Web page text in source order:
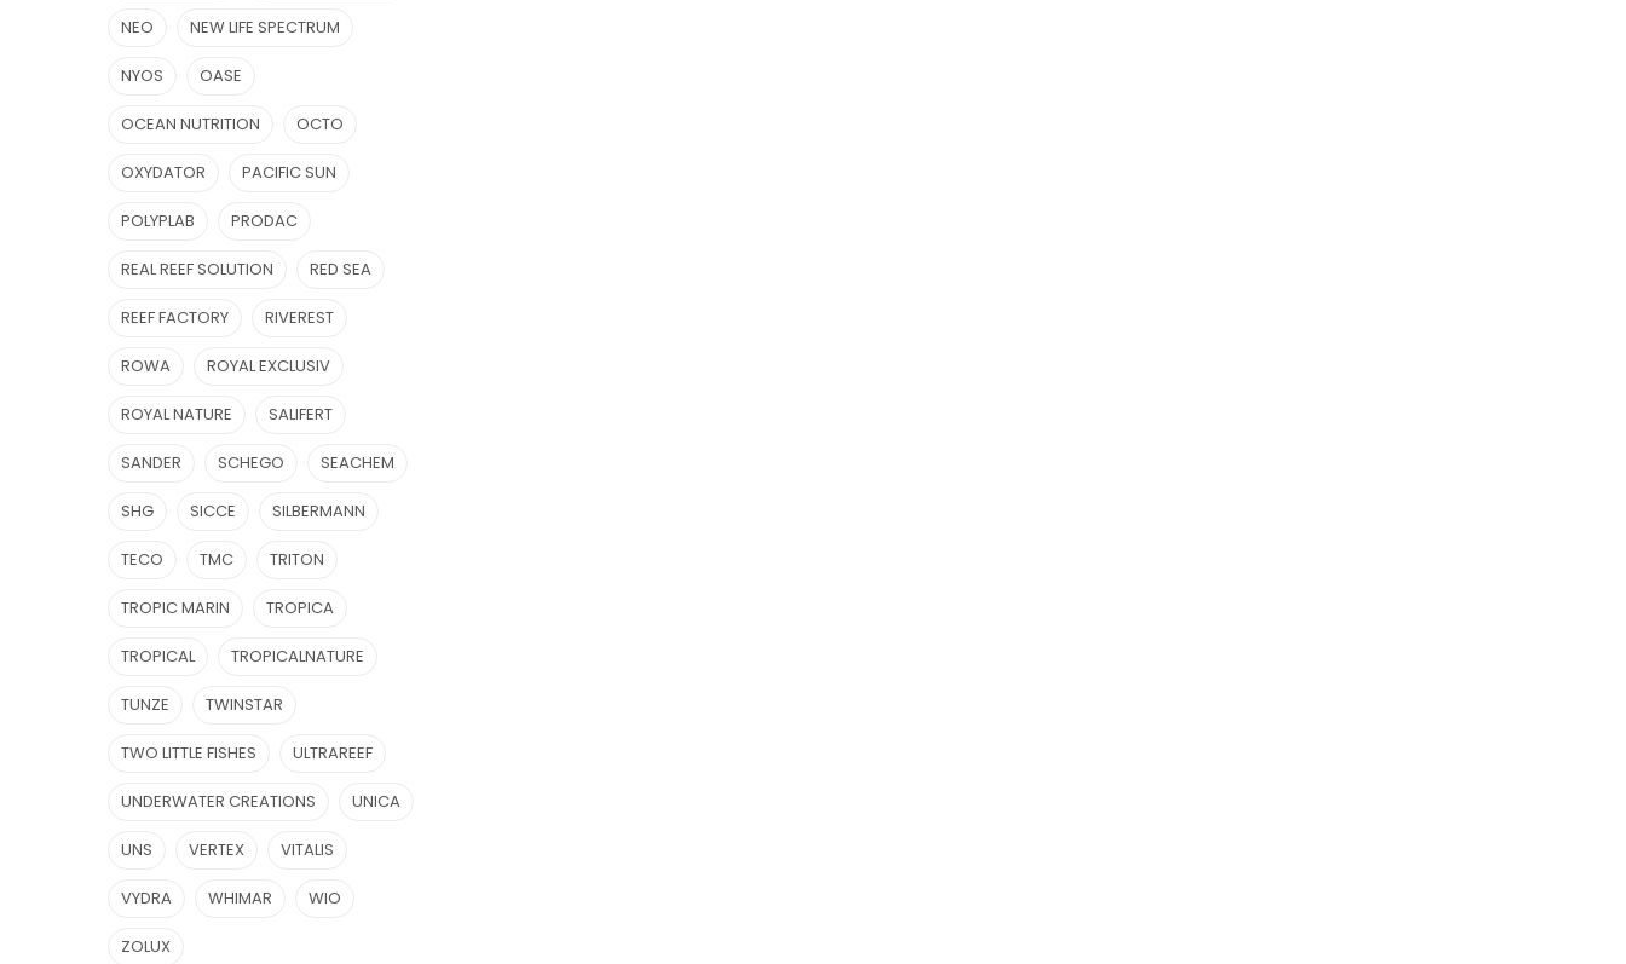
NEO NEW LIFE SPECTRUM
NYOS OASE
OCEAN NUTRITION OCTO
OXYDATOR PACIFIC SUN
POLYPLAB PRODAC
REAL REEF SOLUTION RED SEA
REEF FACTORY RIVEREST
ROWA ROYAL EXCLUSIV
ROYAL NATURE SALIFERT
SANDER SCHEGO SEACHEM
SHG SICCE SILBERMANN
TECO TMC TRITON
TROPIC MARIN TROPICA
TROPICAL TROPICALNATURE
TUNZE TWINSTAR
TWO LITTLE FISHES ULTRAREEF
UNDERWATER CREATIONS UNICA
UNS VERTEX VITALIS
VYDRA WHIMAR WIO
ZOLUX